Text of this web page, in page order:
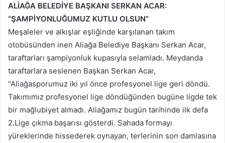
ALİAĞA BELEDİYE BAŞKANI SERKAN ACAR:
“ŞAMPİYONLUĞUMUZ KUTLU OLSUN”
Meşaleler ve alkışlar eşliğinde karşılanan takım
otobüsünden inen Aliağa Belediye Başkanı Serkan Acar,
taraftarları şampiyonluk kupasıyla selamladı. Meydanda
taraftarlara seslenen Başkan Serkan Acar,
“Aliağasporumuz iki yıl önce profesyonel lige geri döndü.
Takımımız profesyonel lige döndüğünden bugüne ligde tek
bir mağlubiyet almadı. Aliağamız bugün tarihinde ilk defa
2.Lige çıkma başarısı gösterdi. Sahada formayı
yüreklerinde hissederek oynayan, terlerinin son damlasına